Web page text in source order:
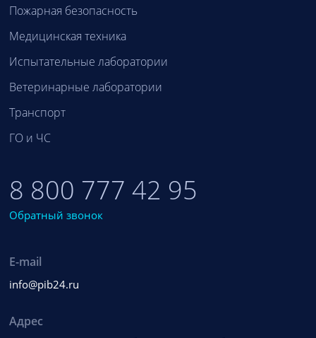
Пожарная безопасность
Медицинская техника
Испытательные лаборатории
Ветеринарные лаборатории
Транспорт
ГО и ЧС
8 800 777 42 95
Обратный звонок
E-mail
info@pib24.ru
Адрес